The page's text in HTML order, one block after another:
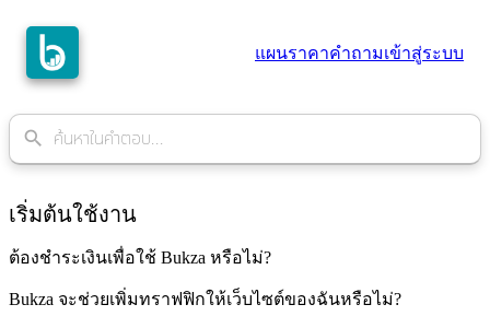
แผนราคาคำถามเข้าสู่ระบบ
search
เริ่มต้นใช้งาน
ต้องชำระเงินเพื่อใช้ Bukza หรือไม่?
Bukza จะช่วยเพิ่มทราฟฟิกให้เว็บไซต์ของฉันหรือไม่?